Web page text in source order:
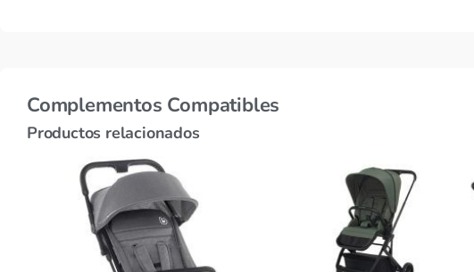
Complementos Compatibles
Productos relacionados